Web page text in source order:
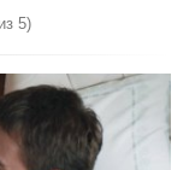
5)